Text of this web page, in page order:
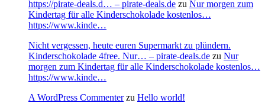
https://pirate-deals.d… – pirate-deals.de zu Nur morgen zum
Kindertag für alle Kinderschokolade kostenlos…
https://www.kinde…
Nicht vergessen, heute euren Supermarkt zu plündern.
Kinderschokolade 4free. Nur… – pirate-deals.de zu Nur
morgen zum Kindertag für alle Kinderschokolade kostenlos…
https://www.kinde…
A WordPress Commenterzu Hello world!